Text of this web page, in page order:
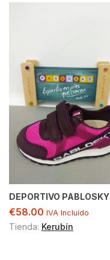
DEPORTIVO PABLOSKY
€58.00 IVA Incluído
Tienda: Kerubín